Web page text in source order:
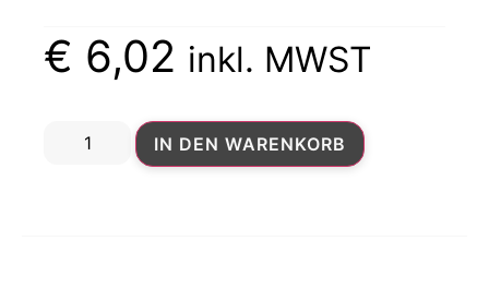
€ 6,02 inkl. MWST
IN DEN WARENKORB